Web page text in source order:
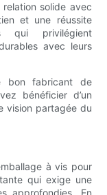
solide avec
et une réussite
qui privilégient
avec leurs
bon fabricant de
bénéficier d’un
vision partagée du
à vis pour
qui exige une